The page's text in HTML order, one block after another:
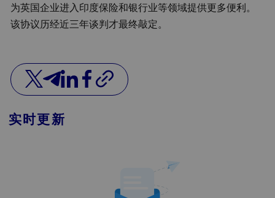
为英国企业进入印度保险和银行业等领域提供更多便利。
该协议历经近三年谈判才最终敲定。
实时更新